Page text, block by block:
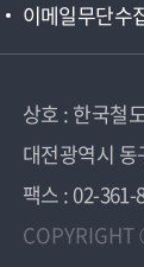
이메일무단수
상호 : 한국철
대전광역시
팩스 : 02-361-
COPYRIGHT